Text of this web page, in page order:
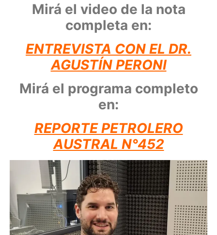
Mirá el video de la nota
completa en:
ENTREVISTA CON EL DR.
AGUSTÍN PERONI
Mirá el programa completo
en:
REPORTE PETROLERO
AUSTRAL N°452